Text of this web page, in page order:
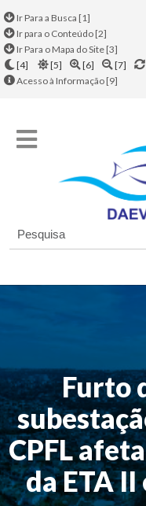
Ir Para a Busca [1]
Ir para o Conteúdo [2]
Ir Para o Mapa do Site [3]
[4]
[5] [6] [7]
Acesso à Informação [9]
Furto
CPFL
da ETA II